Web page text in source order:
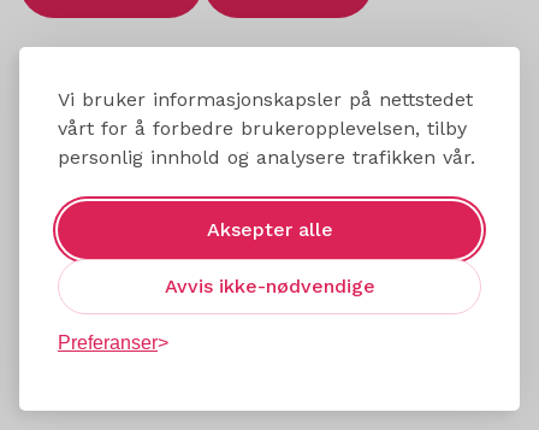
Vi bruker informasjonskapsler på nettstedet
vårt for å forbedre brukeropplevelsen, tilby
personlig innhold og analysere trafikken vår.
Aksepter alle
Avvis ikke-nødvendige
Preferanser